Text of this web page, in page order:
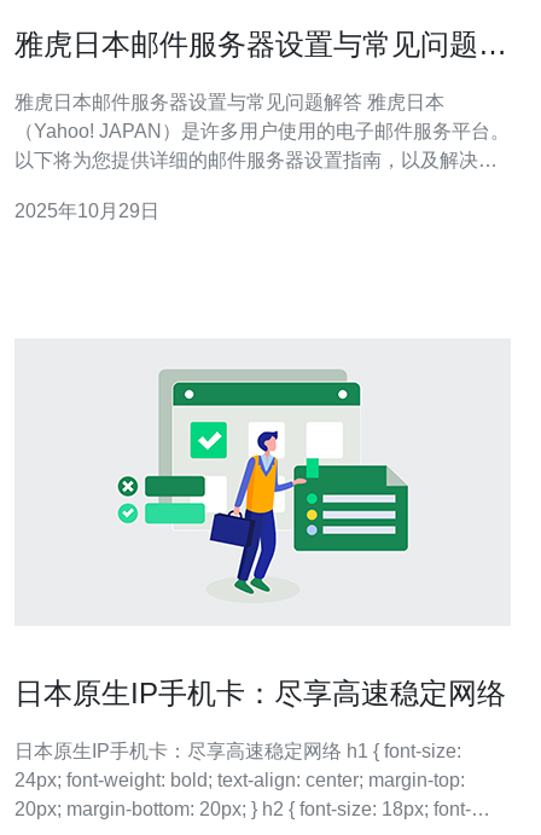
雅虎日本邮件服务器设置与常见问题解
雅虎日本邮件服务器设置与常见问题解答 雅虎日本
（Yahoo! JAPAN）是许多用户使用的电子邮件服务平台。
以下将为您提供详细的邮件服务器设置指南，以及解决常
虎日本邮件服务器之前，请确保您已注册雅虎日本邮箱，
2025年10月29日
日本原生IP手机卡：尽享高速稳定网络
日本原生IP手机卡：尽享高速稳定网络 h1 { font-size:
24px; font-weight: bold; text-align: center; margin-top:
20px; margin-bottom: 20px; } h2 { font-size: 18px; font-